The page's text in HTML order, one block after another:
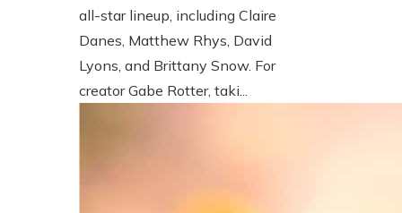
all-star lineup, including Claire
Danes, Matthew Rhys, David
Lyons, and Brittany Snow. For
creator Gabe Rotter, taki...